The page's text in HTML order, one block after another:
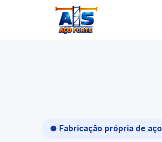
● Fabricação própria de aço